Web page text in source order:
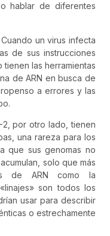
hablar de diferentes
un virus infecta
de sus instrucciones
tienen las herramientas
de ARN en busca de
a errores y las
2, por otro lado, tienen
una rareza para los
que sus genomas no
solo que más
de ARN como la
son todos los
usar para describir
o estrechamente